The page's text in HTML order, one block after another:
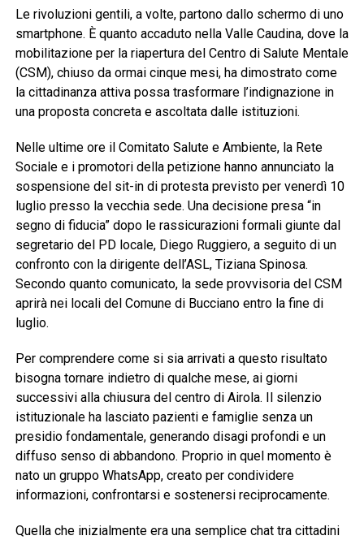
Le rivoluzioni gentili, a volte, partono dallo schermo di uno
smartphone. È quanto accaduto nella Valle Caudina, dove la
mobilitazione per la riapertura del Centro di Salute Mentale
(CSM), chiuso da ormai cinque mesi, ha dimostrato come
la cittadinanza attiva possa trasformare l’indignazione in
una proposta concreta e ascoltata dalle istituzioni.
Nelle ultime ore il Comitato Salute e Ambiente, la Rete
Sociale e i promotori della petizione hanno annunciato la
sospensione del sit-in di protesta previsto per venerdì 10
luglio presso la vecchia sede. Una decisione presa “in
segno di fiducia” dopo le rassicurazioni formali giunte dal
segretario del PD locale, Diego Ruggiero, a seguito di un
confronto con la dirigente dell’ASL, Tiziana Spinosa.
Secondo quanto comunicato, la sede provvisoria del CSM
aprirà nei locali del Comune di Bucciano entro la fine di
luglio.
Per comprendere come si sia arrivati a questo risultato
bisogna tornare indietro di qualche mese, ai giorni
successivi alla chiusura del centro di Airola. Il silenzio
istituzionale ha lasciato pazienti e famiglie senza un
presidio fondamentale, generando disagi profondi e un
diffuso senso di abbandono. Proprio in quel momento è
nato un gruppo WhatsApp, creato per condividere
informazioni, confrontarsi e sostenersi reciprocamente.
Quella che inizialmente era una semplice chat tra cittadini